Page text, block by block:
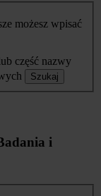
możesz wpisać
część nazwy
Szukaj
i